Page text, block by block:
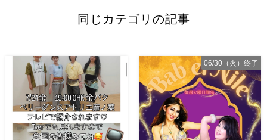
同じカテゴリの記事
06/30（火）終了